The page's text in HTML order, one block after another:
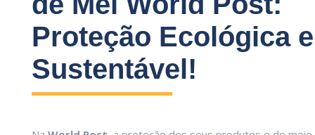
Proteção Ecológica e
Sustentável!